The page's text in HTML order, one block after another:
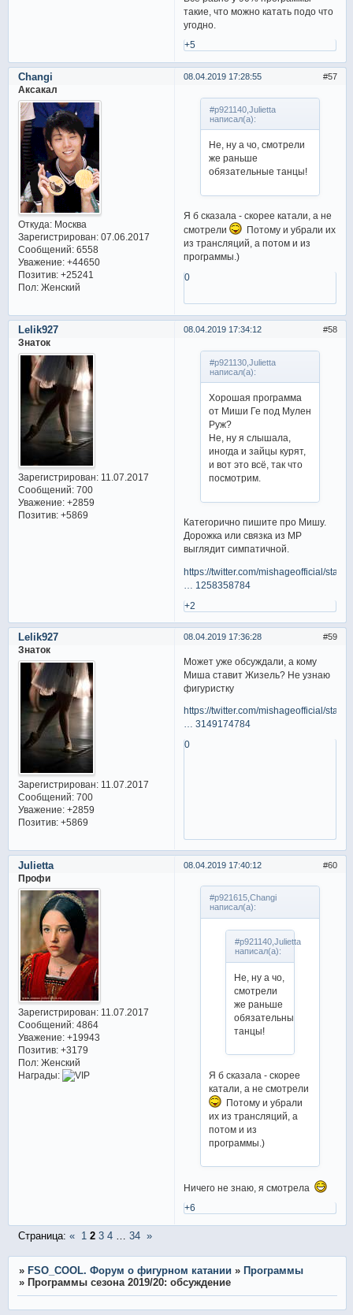
такие, что можно катать подо что
угодно.
+5
57
08.04.2019 17:28:55
Changi
Аксакал
Откуда:Москва
Зарегистрирован: 07.06.2017
Сообщений:6558
Уважение: +44650
Позитив: +25241
Пол:Женский
#p921140,Julietta
написал(а):
Не, ну а чо, смотрели
же раньше
обязательные танцы!
Я б сказала - скорее катали, а не
смотрели
Потому и убрали их
из трансляций, а потом и из
программы.)
0
58
08.04.2019 17:34:12
Lelik927
Знаток
Зарегистрирован: 11.07.2017
Сообщений:700
Уважение: +2859
Позитив: +5869
#p921130,Julietta
написал(а):
Хорошая программа
от Миши Ге под Мулен
Руж?
Не, ну я слышала,
иногда и зайцы курят,
и вот это всё, так что
посмотрим.
Категорично пишите про Мишу.
Дорожка или связка из МР
выглядит симпатичной.
https://twitter.com/mishageofficial/sta
… 1258358784
+2
59
08.04.2019 17:36:28
Lelik927
Знаток
Зарегистрирован: 11.07.2017
Сообщений:700
Уважение: +2859
Позитив: +5869
Может уже обсуждали, а кому
Миша ставит Жизель? Не узнаю
фигуристку
https://twitter.com/mishageofficial/sta
… 3149174784
0
60
08.04.2019 17:40:12
Julietta
Профи
Зарегистрирован: 11.07.2017
Сообщений:4864
Уважение: +19943
Позитив: +3179
Пол:Женский
Награды:
#p921615,Changi
написал(а):
#p921140,Julietta
написал(а):
Не, ну а чо,
смотрели
же раньше
обязательные
танцы!
Я б сказала - скорее
катали, а не смотрели
Потому и убрали
их из трансляций, а
потом и из
программы.)
Ничего не знаю, я смотрела
+6
Страница: « 1 2 3 4 … 34 »
» FSO_COOL. Форум о фигурном катании » Программы
» Программы сезона 2019/20: обсуждение